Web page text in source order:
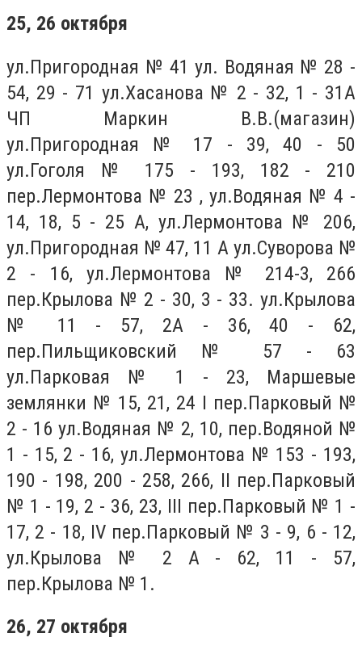
25, 26 октября
ул.Пригородная № 41 ул. Водяная № 28 -
54, 29 - 71 ул.Хасанова № 2 - 32, 1 - 31А
ЧП Маркин В.В.(магазин)
ул.Пригородная № 17 - 39, 40 - 50
ул.Гоголя № 175 - 193, 182 - 210
пер.Лермонтова № 23 , ул.Водяная № 4 -
14, 18, 5 - 25 А, ул.Лермонтова № 206,
ул.Пригородная № 47, 11 А ул.Суворова №
2 - 16, ул.Лермонтова № 214-3, 266
пер.Крылова № 2 - 30, 3 - 33. ул.Крылова
№ 11 - 57, 2А - 36, 40 - 62,
пер.Пильщиковский № 57 - 63
ул.Парковая № 1 - 23, Маршевые
землянки № 15, 21, 24 I пер.Парковый №
2 - 16 ул.Водяная № 2, 10, пер.Водяной №
1 - 15, 2 - 16, ул.Лермонтова № 153 - 193,
190 - 198, 200 - 258, 266, II пер.Парковый
№ 1 - 19, 2 - 36, 23, III пер.Парковый № 1 -
17, 2 - 18, IV пер.Парковый № 3 - 9, 6 - 12,
ул.Крылова № 2 А - 62, 11 - 57,
пер.Крылова № 1.
26, 27 октября